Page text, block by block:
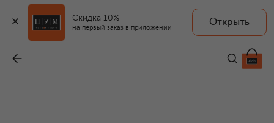
Скидка 10%
на первый заказ в приложении
Открыть
7 230 ₽